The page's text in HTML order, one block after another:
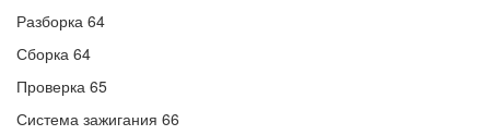
Разборка 64
Сборка 64
Проверка 65
Система зажигания 66